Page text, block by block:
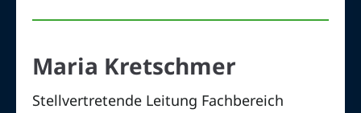
Maria Kretschmer
Stellvertretende Leitung Fachbereich